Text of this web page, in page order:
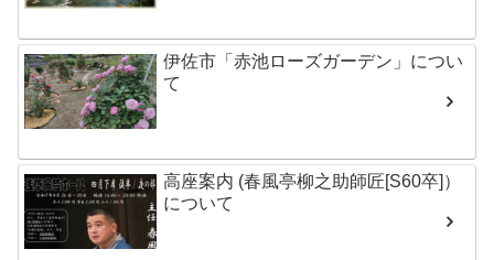
伊佐市「赤池ローズガーデン」につい
て
高座案内 (春風亭柳之助師匠[S60卒]）
について